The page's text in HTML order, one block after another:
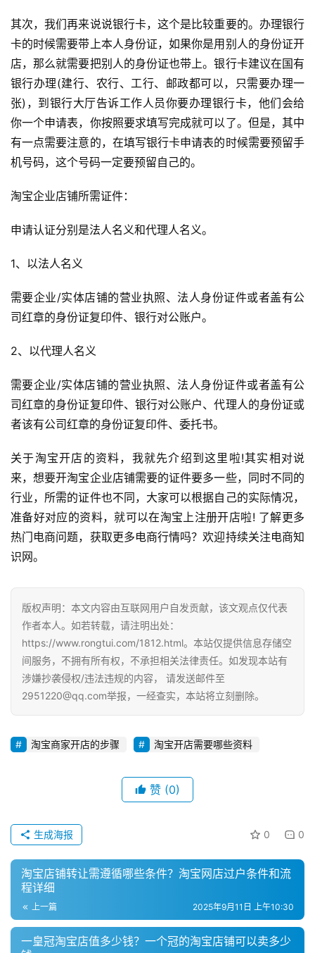
其次，我们再来说说银行卡，这个是比较重要的。办理银行
卡的时候需要带上本人身份证，如果你是用别人的身份证开
店，那么就需要把别人的身份证也带上。银行卡建议在国有
银行办理(建行、农行、工行、邮政都可以，只需要办理一
张)，到银行大厅告诉工作人员你要办理银行卡，他们会给
你一个申请表，你按照要求填写完成就可以了。但是，其中
有一点需要注意的，在填写银行卡申请表的时候需要预留手
机号码，这个号码一定要预留自己的。
淘宝企业店铺所需证件：
申请认证分别是法人名义和代理人名义。
1、以法人名义
需要企业/实体店铺的营业执照、法人身份证件或者盖有公
司红章的身份证复印件、银行对公账户。
2、以代理人名义
需要企业/实体店铺的营业执照、法人身份证件或者盖有公
司红章的身份证复印件、银行对公账户、代理人的身份证或
者该有公司红章的身份证复印件、委托书。
关于淘宝开店的资料，我就先介绍到这里啦!其实相对说
来，想要开淘宝企业店铺需要的证件要多一些，同时不同的
行业，所需的证件也不同，大家可以根据自己的实际情况，
准备好对应的资料，就可以在淘宝上注册开店啦! 了解更多
热门电商问题，获取更多电商行情吗？欢迎持续关注电商知
识网。
版权声明：本文内容由互联网用户自发贡献，该文观点仅代表
作者本人。如若转载，请注明出处：
https://www.rongtui.com/1812.html。本站仅提供信息存储空
间服务，不拥有所有权，不承担相关法律责任。如发现本站有
涉嫌抄袭侵权/违法违规的内容， 请发送邮件至
2951220@qq.com举报，一经查实，本站将立刻删除。
淘宝商家开店的步骤 淘宝开店需要哪些资料
赞 (0)
0 0
生成海报
淘宝店铺转让需遵循哪些条件？淘宝网店过户条件和流
程详细
上一篇 2025年9月11日 上午10:30
一皇冠淘宝店值多少钱？一个冠的淘宝店铺可以卖多少